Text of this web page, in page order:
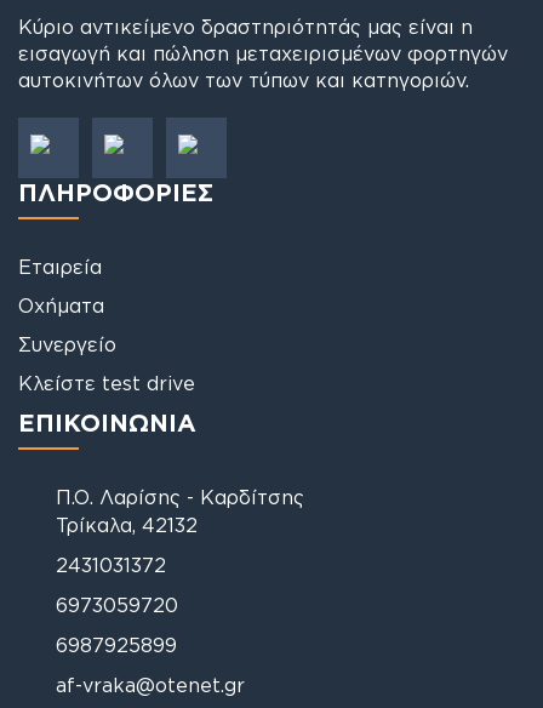
Κύριο αντικείμενο δραστηριότητάς μας είναι η
εισαγωγή και πώληση μεταχειρισμένων φορτηγών
αυτοκινήτων όλων των τύπων και κατηγοριών.
ΠΛΗΡΟΦΟΡΙΕΣ
Εταιρεία
Οχήματα
Συνεργείο
Κλείστε test drive
ΕΠΙΚΟΙΝΩΝΙΑ
Π.Ο. Λαρίσης - Καρδίτσης
Τρίκαλα, 42132
2431031372
6973059720
6987925899
af-vraka@otenet.gr